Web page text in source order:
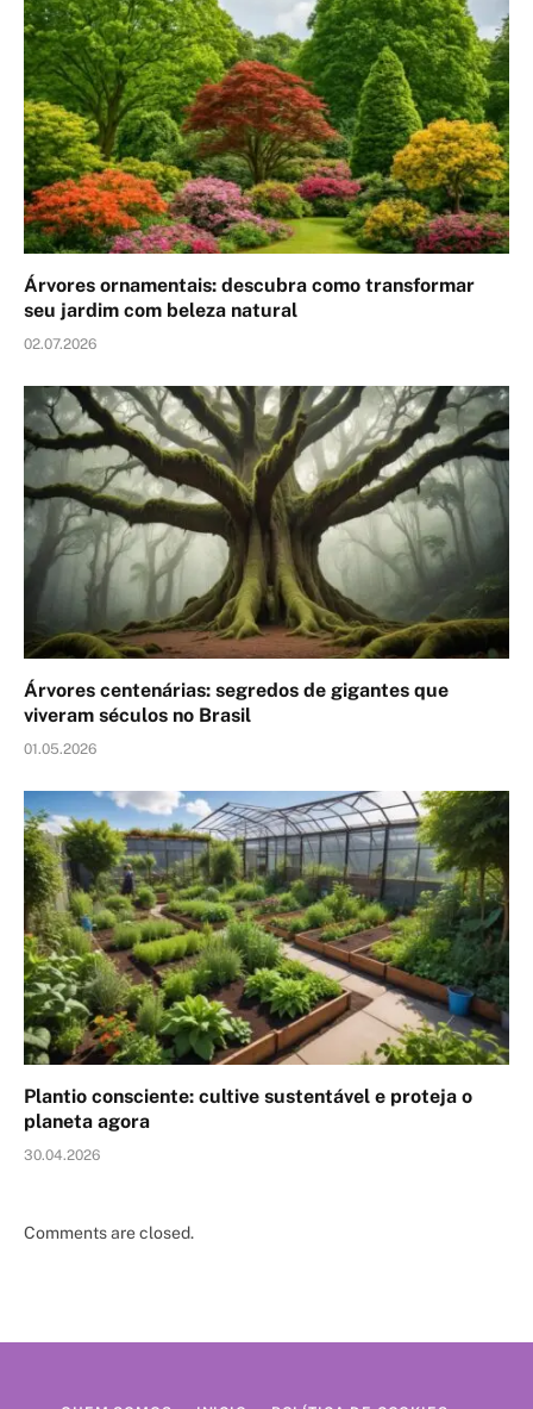
Árvores ornamentais: descubra como transformar
seu jardim com beleza natural
02.07.2026
Árvores centenárias: segredos de gigantes que
viveram séculos no Brasil
01.05.2026
Plantio consciente: cultive sustentável e proteja o
planeta agora
30.04.2026
Comments are closed.